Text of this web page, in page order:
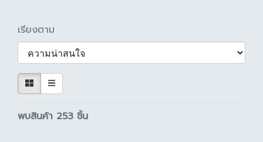
เรียงตาม
พบสินค้า 253 ชิ้น